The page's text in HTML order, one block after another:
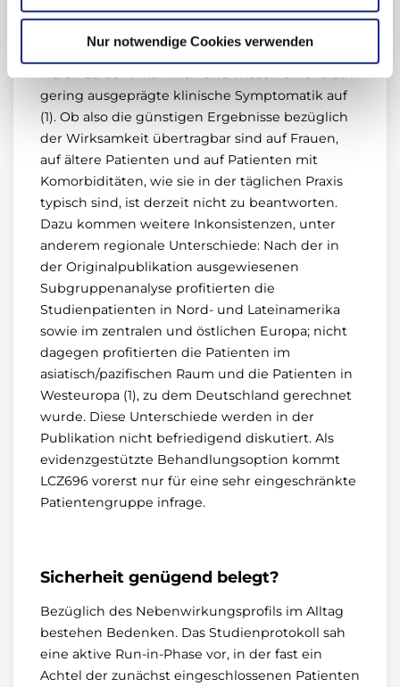
Nur notwendige Cookies verwenden
selektierte und mit einem Durchschnittsalter
Herzinsuffizienzpatienten eingeschlossen. Sie
gering ausgeprägte klinische Symptomatik auf
(1). Ob also die günstigen Ergebnisse bezüglich
der Wirksamkeit übertragbar sind auf Frauen,
auf ältere Patienten und auf Patienten mit
Komorbiditäten, wie sie in der täglichen Praxis
typisch sind, ist derzeit nicht zu beantworten.
Dazu kommen weitere Inkonsistenzen, unter
anderem regionale Unterschiede: Nach der in
der Originalpublikation ausgewiesenen
Subgruppenanalyse profitierten die
Studienpatienten in Nord- und Lateinamerika
sowie im zentralen und östlichen Europa; nicht
dagegen profitierten die Patienten im
asiatisch/pazifischen Raum und die Patienten in
Westeuropa (1), zu dem Deutschland gerechnet
wurde. Diese Unterschiede werden in der
Publikation nicht befriedigend diskutiert. Als
evidenzgestützte Behandlungsoption kommt
LCZ696 vorerst nur für eine sehr eingeschränkte
Patientengruppe infrage.
Sicherheit genügend belegt?
Bezüglich des Nebenwirkungsprofils im Alltag
bestehen Bedenken. Das Studienprotokoll sah
eine aktive Run-in-Phase vor, in der fast ein
Achtel der zunächst eingeschlossenen Patienten